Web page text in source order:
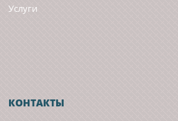
Услуги
КОНТАКТЫ